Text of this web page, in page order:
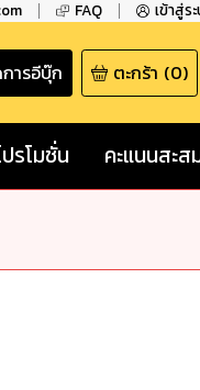
FAQ เข้าสู่ร
ารอีบุ๊ก ตะกร้า (0)
รโมชั่น คะแนนสะส